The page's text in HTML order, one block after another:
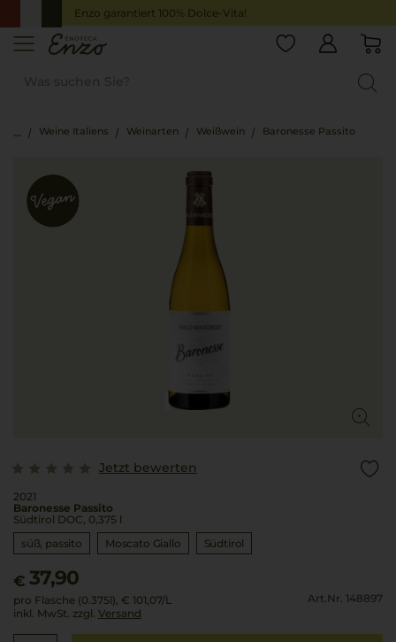
Enzo garantiert 100% Dolce-Vita!
Weine Italiens Weinarten Weißwein Baronesse Passito
Jetzt bewerten
2021
Baronesse Passito
Südtirol DOC, 0,375 l
süß, passito
Moscato Giallo Südtirol
€ 37,90
pro Flasche (0.375l), € 101,07/L
inkl. MwSt. zzgl. Versand
Art.Nr. 148897